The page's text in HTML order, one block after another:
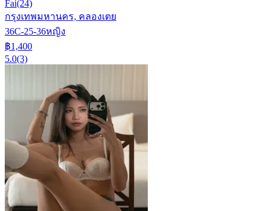
Fai(24)
กรุงเทพมหานคร, คลองเตย
36C-25-36หญิง
฿1,400
5.0(3)